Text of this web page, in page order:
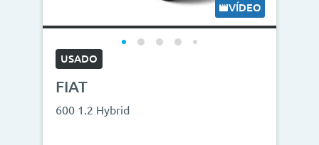
VÍDEO
USADO
FIAT
600 1.2 Hybrid